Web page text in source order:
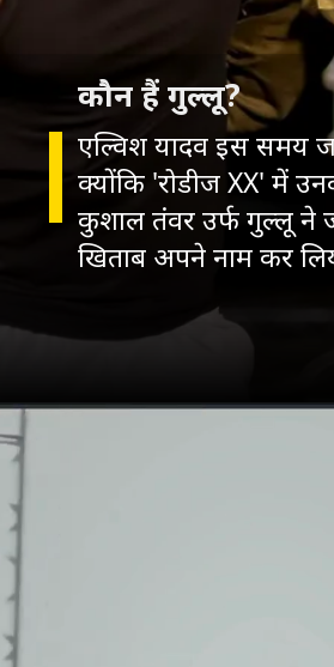
एल्विश यादव इस समय
क्योंकि 'रोडीज XX' में
कुशाल तंवर उर्फ गुल्लू ने
खिताब अपने नाम कर
कौन हैं गुल्लू?